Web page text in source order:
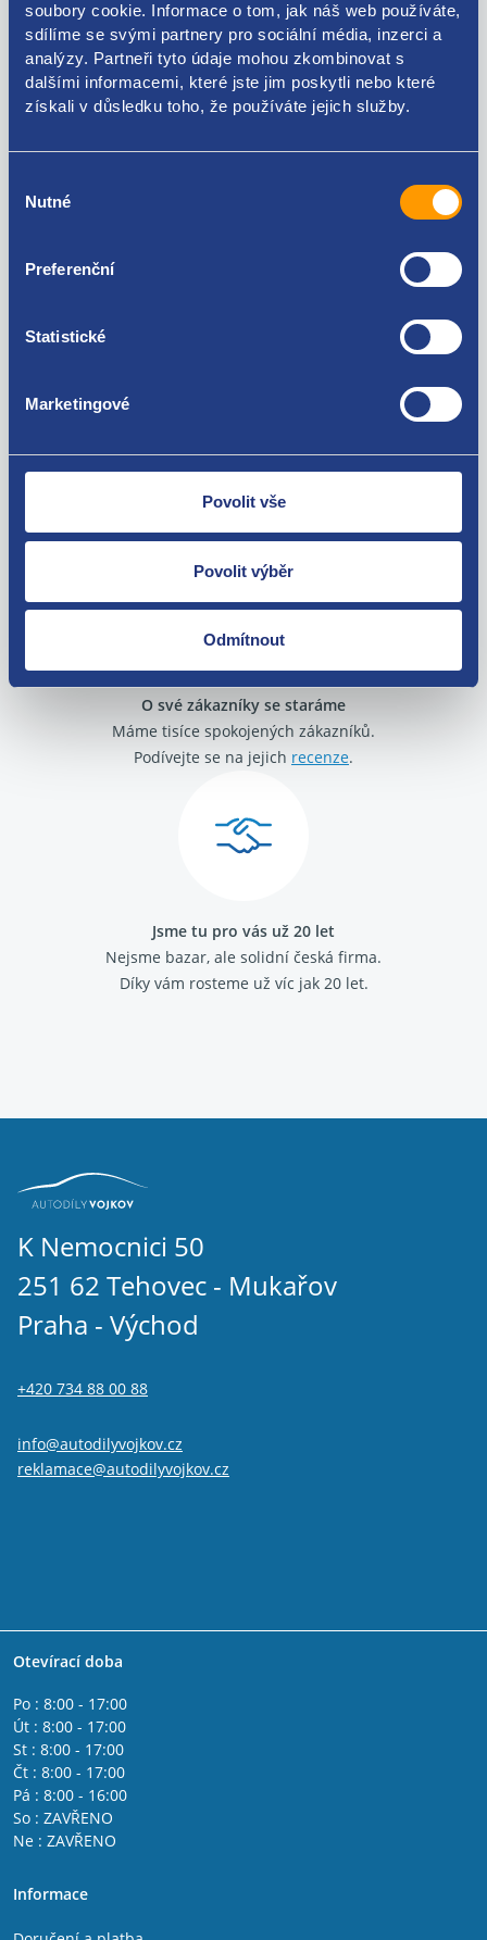
soubory cookie. Informace o tom, jak náš web používáte,
sdílíme se svými partnery pro sociální média, inzerci a
analýzy. Partneři tyto údaje mohou zkombinovat s
dalšími informacemi, které jste jim poskytli nebo které
získali v důsledku toho, že používáte jejich služby.
souhlasu
Nutné
Preferenční
Statistické
Marketingové
Povolit vše
Povolit výběr
Odmítnout
Kódy produktu
476938
Peugeot 508 2010 - 2018
Nejste spokojeni? Vyřešíme to!
Zboží můžete vrátit do 60 dnů od
zakoupení. Nebo vám pošleme náhradu.
O své zákazníky se staráme
Máme tisíce spokojených zákazníků.
Podívejte se na jejich recenze.
Jsme tu pro vás už 20 let
Nejsme bazar, ale solidní česká firma.
Díky vám rosteme už víc jak 20 let.
K Nemocnici 50
251 62 Tehovec - Mukařov
Praha - Východ
+420 734 88 00 88
info@autodilyvojkov.cz
reklamace@autodilyvojkov.cz
Otevírací doba
Po : 8:00 - 17:00
Út : 8:00 - 17:00
St : 8:00 - 17:00
Čt : 8:00 - 17:00
Pá : 8:00 - 16:00
So : ZAVŘENO
Ne : ZAVŘENO
Informace